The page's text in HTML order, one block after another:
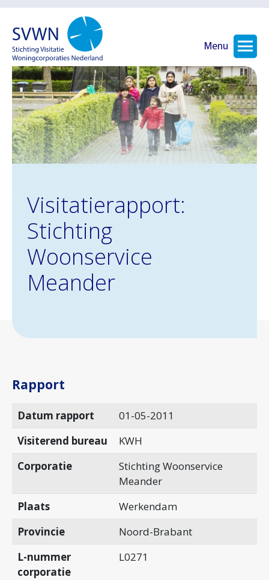
Menu
Visitatierapport:
Stichting
Woonservice
Meander
Rapport
Datum rapport
01-05-2011
Visiterend bureau
KWH
Corporatie
Stichting Woonservice
Meander
Plaats
Werkendam
Provincie
Noord-Brabant
L-nummer
corporatie
L0271